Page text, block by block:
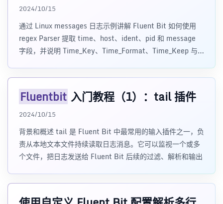
2024/10/15
通过 Linux messages 日志示例讲解 Fluent Bit 如何使用
regex Parser 提取 time、host、ident、pid 和 message
字段，并说明 Time_Key、Time_Format、Time_Keep 与
Fluentbit 入门教程（1）：tail 插件
2024/10/15
背景和概述 tail 是 Fluent Bit 中最常用的输入插件之一，负
责从本地文本文件持续读取日志消息。它可以监视一个或多
个文件，把日志发送给 Fluent Bit 后续的过滤、解析和输出